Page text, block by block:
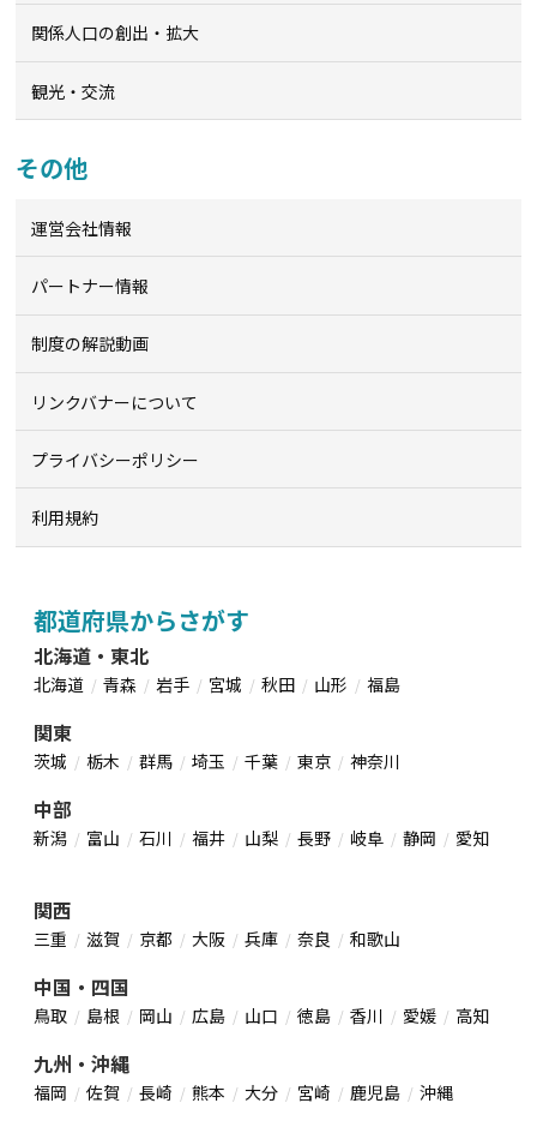
関係人口の創出・拡大
観光・交流
その他
運営会社情報
パートナー情報
制度の解説動画
リンクバナーについて
プライバシーポリシー
利用規約
都道府県からさがす
北海道・東北
北海道 青森 岩手 宮城 秋田 山形 福島
関東
茨城 栃木 群馬 埼玉 千葉 東京 神奈川
中部
新潟 富山 石川 福井 山梨 長野 岐阜 静岡 愛知
関西
三重 滋賀 京都 大阪 兵庫 奈良 和歌山
中国・四国
鳥取 島根 岡山 広島 山口 徳島 香川 愛媛 高知
九州・沖縄
福岡 佐賀 長崎 熊本 大分 宮崎 鹿児島 沖縄